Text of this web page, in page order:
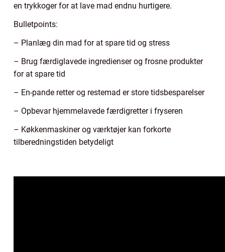
en trykkoger for at lave mad endnu hurtigere.
Bulletpoints:
– Planlæg din mad for at spare tid og stress
– Brug færdiglavede ingredienser og frosne produkter
for at spare tid
– En-pande retter og restemad er store tidsbesparelser
– Opbevar hjemmelavede færdigretter i fryseren
– Køkkenmaskiner og værktøjer kan forkorte
tilberedningstiden betydeligt